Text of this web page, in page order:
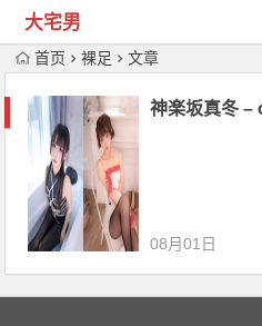
大宅男
首页 裸足 文章
神楽坂真冬 –
08月01日